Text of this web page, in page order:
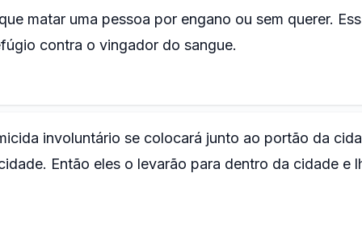
matar uma pessoa por engano ou sem querer.
contra o vingador do sangue.
involuntário se colocará junto ao portão da
Então eles o levarão para dentro da cidade e